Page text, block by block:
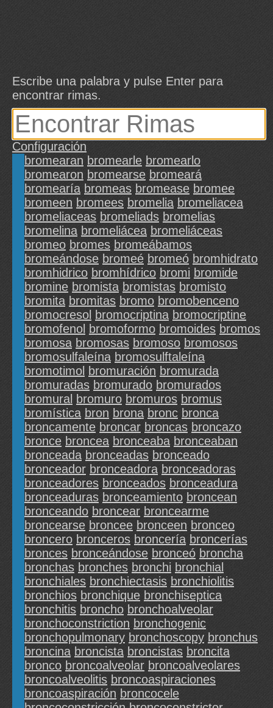
Escribe una palabra y pulse Enter para
encontrar rimas.
Configuración
bromearan bromearle bromearlo
bromearon bromearse bromeará
bromearía bromeas bromease bromee
bromeen bromees bromelia bromeliacea
bromeliaceas bromeliads bromelias
bromelina bromeliácea bromeliáceas
bromeo bromes bromeábamos
bromeándose bromeé bromeó bromhidrato
bromhidrico bromhídrico bromi bromide
bromine bromista bromistas bromisto
bromita bromitas bromo bromobenceno
bromocresol bromocriptina bromocriptine
bromofenol bromoformo bromoides bromos
bromosa bromosas bromoso bromosos
bromosulfaleína bromosulftaleína
bromotimol bromuración bromurada
bromuradas bromurado bromurados
bromural bromuro bromuros bromus
bromística bron brona bronc bronca
broncamente broncar broncas broncazo
bronce broncea bronceaba bronceaban
bronceada bronceadas bronceado
bronceador bronceadora bronceadoras
bronceadores bronceados bronceadura
bronceaduras bronceamiento broncean
bronceando broncear broncearme
broncearse broncee bronceen bronceo
broncero bronceros broncería broncerías
bronces bronceándose bronceó broncha
bronchas bronches bronchi bronchial
bronchiales bronchiectasis bronchiolitis
bronchios bronchique bronchiseptica
bronchitis broncho bronchoalveolar
bronchoconstriction bronchogenic
bronchopulmonary bronchoscopy bronchus
broncina broncista broncistas broncita
bronco broncoalveolar broncoalveolares
broncoalveolitis broncoaspiraciones
broncoaspiración broncocele